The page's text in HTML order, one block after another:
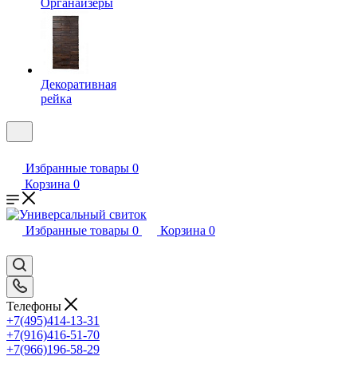
Органайзеры
Декоративная
рейка
Избранные товары 0
Корзина 0
Избранные товары 0 Корзина 0
Телефоны
+7(495)414-13-31
+7(916)416-51-70
+7(966)196-58-29